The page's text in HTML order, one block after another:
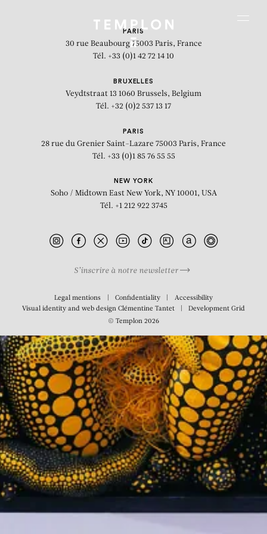
Flower blooming in Azumino
PARIS
30 rue Beaubourg 75003 Paris, France
Tél. +33 (0)1 42 72 14 10
BRUXELLES
Veydtstraat 13 1060 Brussels, Belgium
Tél. +32 (0)2 537 13 17
PARIS
28 rue du Grenier Saint-Lazare 75003 Paris, France
Tél. +33 (0)1 85 76 55 55
NEW YORK
Soho / Midtown East New York, NY 10001, USA
Tél. +1 212 922 3745
S’inscrire à notre newsletter
Legal mentions Confidentiality
Accessibility
Visual identity and web design Clémentine Tantet DevelopmentGrid
© Templon 2026